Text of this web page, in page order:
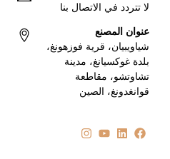
لا تتردد في الاتصال بنا
عنوان المصنع
شياويبيان، قرية فوزهونغ،
بلدة غوكسيانغ، مدينة
تشاوتشو، مقاطعة
قوانغدونغ، الصين